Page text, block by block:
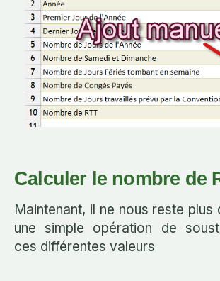
Calculer le nombre de
Maintenant, il ne nous reste plus
une simple opération de
ces différentes valeurs